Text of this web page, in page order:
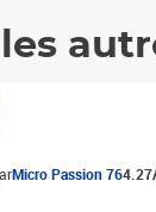
Micro Passion 76